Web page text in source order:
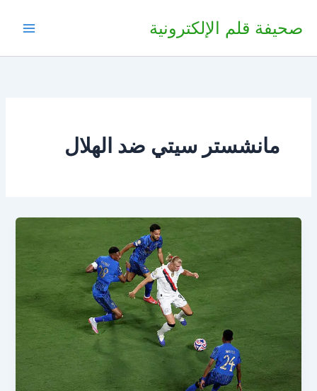
صحيفة قلم الإلكترونية
مانشستر سيتي ضد الهلال